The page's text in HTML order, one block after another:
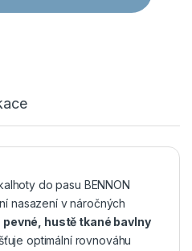
do pasu BENNON
nasazení v náročných
pevné, hustě tkané bavlny
optimální rovnováhu